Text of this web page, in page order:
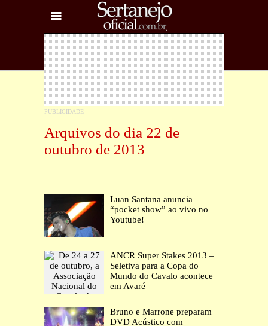
Arquivos do dia 22 de
outubro de 2013
Luan Santana anuncia
“pocket show” ao vivo no
Youtube!
ANCR Super Stakes 2013 –
Seletiva para a Copa do
Mundo do Cavalo acontece
em Avaré
Bruno e Marrone preparam
DVD Acústico com